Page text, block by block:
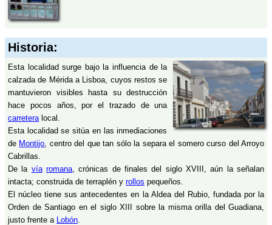
Historia:
Esta localidad surge bajo la influencia de la
calzada de Mérida a Lisboa, cuyos restos se
mantuvieron visibles hasta su destrucción
hace pocos años, por el trazado de una
carreteralocal.
Esta localidad se sitúa en las inmediaciones
de Montijo, centro del que tan sólo la separa el somero curso del Arroyo
Cabrillas.
De la vía romana, crónicas de finales del siglo XVIII, aún la señalan
intacta; construida de terraplén y rollos pequeños.
El núcleo tiene sus antecedentes en la Aldea del Rubio, fundada por la
Orden de Santiago en el siglo XIII sobre la misma orilla del Guadiana,
justo frente a Lobón.